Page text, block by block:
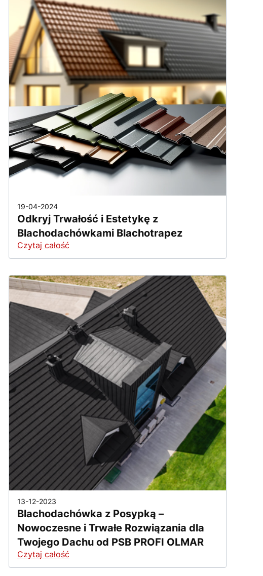
19-04-2024
Odkryj Trwałość i Estetykę z
Blachodachówkami Blachotrapez
Czytaj całość
13-12-2023
Blachodachówka z Posypką –
Nowoczesne i Trwałe Rozwiązania dla
Twojego Dachu od PSB PROFI OLMAR
Czytaj całość